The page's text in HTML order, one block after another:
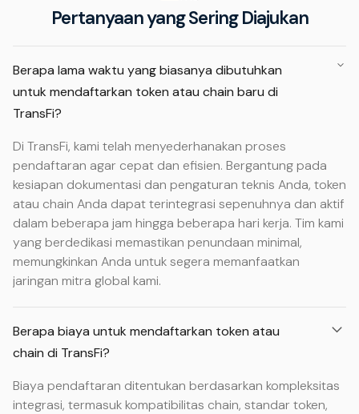
Pertanyaan yang Sering Diajukan
Berapa lama waktu yang biasanya dibutuhkan
untuk mendaftarkan token atau chain baru di
TransFi?
Di TransFi, kami telah menyederhanakan proses
pendaftaran agar cepat dan efisien. Bergantung pada
kesiapan dokumentasi dan pengaturan teknis Anda, token
atau chain Anda dapat terintegrasi sepenuhnya dan aktif
dalam beberapa jam hingga beberapa hari kerja. Tim kami
yang berdedikasi memastikan penundaan minimal,
memungkinkan Anda untuk segera memanfaatkan
jaringan mitra global kami.
Berapa biaya untuk mendaftarkan token atau
chain di TransFi?
Biaya pendaftaran ditentukan berdasarkan kompleksitas
integrasi, termasuk kompatibilitas chain, standar token,